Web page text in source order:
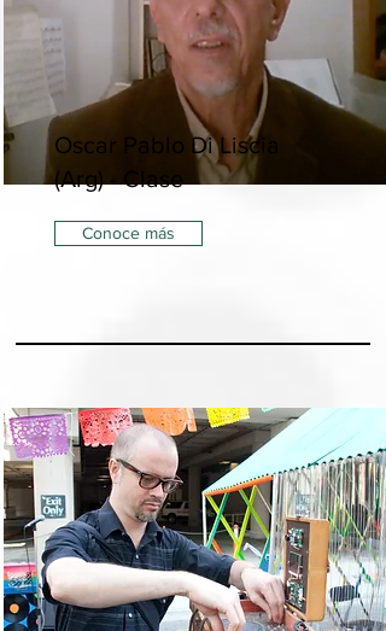
Oscar Pablo Di Liscia
(Arg) - Clase
Conoce más